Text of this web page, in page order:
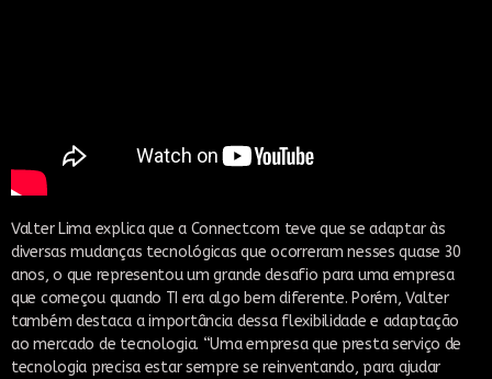
Valter Lima explica que a Connectcom teve que se adaptar às
diversas mudanças tecnológicas que ocorreram nesses quase 30
anos, o que representou um grande desafio para uma empresa
que começou quando TI era algo bem diferente. Porém, Valter
também destaca a importância dessa flexibilidade e adaptação
ao mercado de tecnologia. “Uma empresa que presta serviço de
tecnologia precisa estar sempre se reinventando, para ajudar